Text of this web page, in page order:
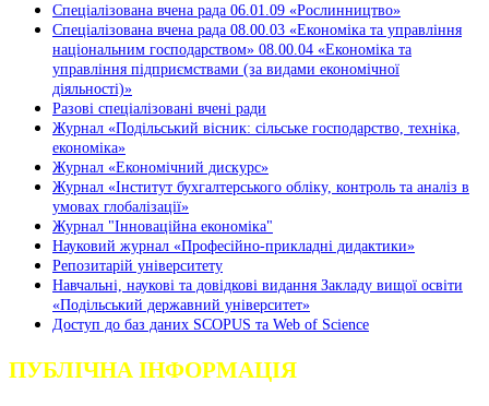
Спеціалізована вчена рада 06.01.09 «Рослинництво»
Спеціалізована вчена рада 08.00.03 «Економіка та управління
національним господарством» 08.00.04 «Економіка та
управління підприємствами (за видами економічної
діяльності)»
Разові спеціалізовані вчені ради
Журнал «Подільський вісник: сільське господарство, техніка,
економіка»
Журнал «Економічний дискурс»
Журнал «Інститут бухгалтерського обліку, контроль та аналіз в
умовах глобалізації»
Журнал "Інноваційна економіка"
Науковий журнал «Професійно-прикладні дидактики»
Репозитарій університету
Навчальні, наукові та довідкові видання Закладу вищої освіти
«Подільський державний університет»
Доступ до баз даних SCOPUS та Web of Science
ПУБЛІЧНА ІНФОРМАЦІЯ